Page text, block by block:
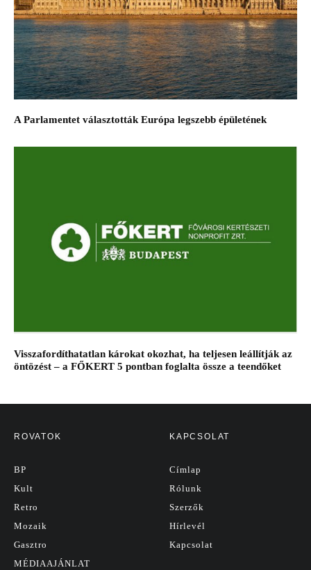
A Parlamentet választották Európa legszebb épületének
Visszafordíthatatlan károkat okozhat, ha teljesen leállítják az
öntözést – a FŐKERT 5 pontban foglalta össze a teendőket
ROVATOK
BP
Kult
Retro
Mozaik
Gasztro
MÉDIAAJÁNLAT
KAPCSOLAT
Címlap
Rólunk
Szerzők
Hírlevél
Kapcsolat